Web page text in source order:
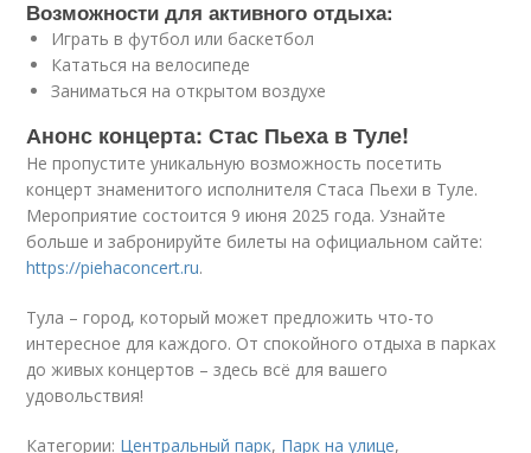
Возможности для активного отдыха:
Играть в футбол или баскетбол
Кататься на велосипеде
Заниматься на открытом воздухе
Анонс концерта: Стас Пьеха в Туле!
Не пропустите уникальную возможность посетить
концерт знаменитого исполнителя Стаса Пьехи в Туле.
Мероприятие состоится 9 июня 2025 года. Узнайте
больше и забронируйте билеты на официальном сайте:
https://piehaconcert.ru.
Тула – город, который может предложить что-то
интересное для каждого. От спокойного отдыха в парках
до живых концертов – здесь всё для вашего
удовольствия!
Категории: Центральный парк, Парк на улице,